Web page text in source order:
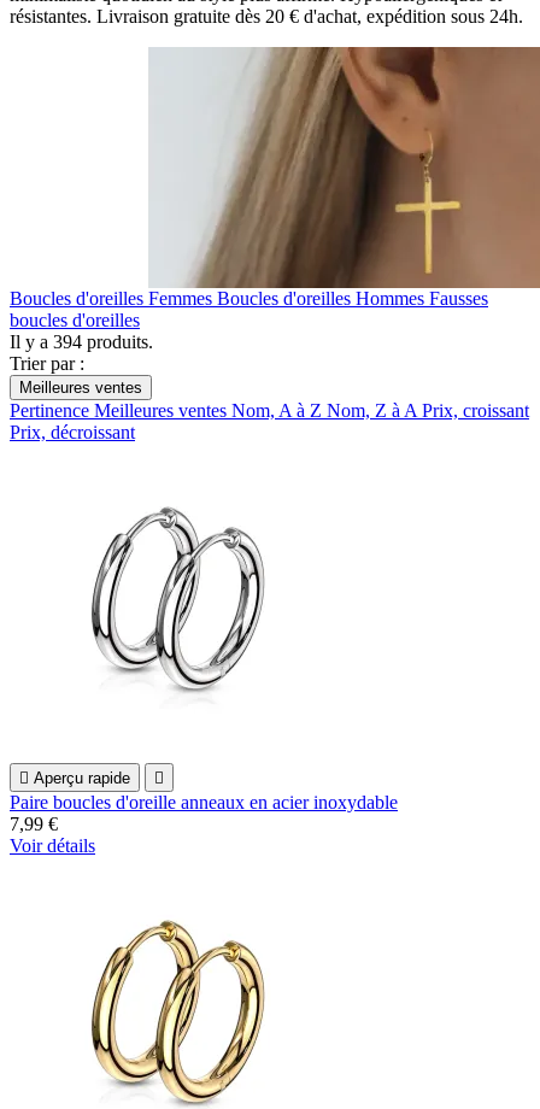
résistantes. Livraison gratuite dès 20 € d'achat, expédition sous 24h.
Boucles d'oreilles Femmes Boucles d'oreilles Hommes Fausses
boucles d'oreilles
Il y a 394 produits.
Trier par :
Meilleures ventes
Pertinence Meilleures ventes Nom, A à Z Nom, Z à A Prix, croissant
Prix, décroissant
 Aperçu rapide 
Paire boucles d'oreille anneaux en acier inoxydable
7,99 €
Voir détails